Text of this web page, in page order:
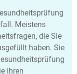
Meistens
die Sie
haben. Sie
Ihren